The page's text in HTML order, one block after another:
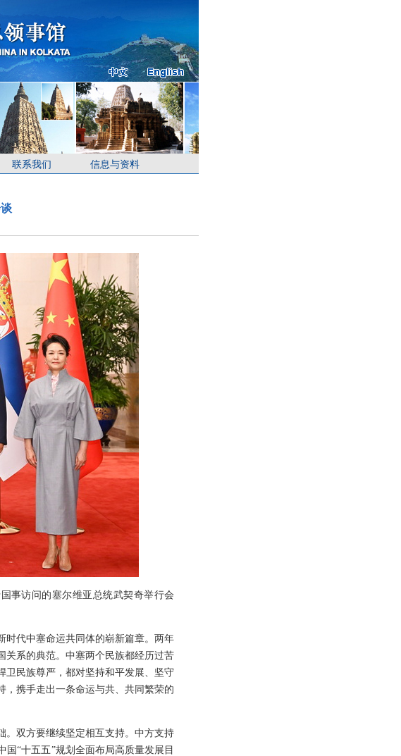
联系我们 信息与资料
事访问的塞尔维亚总统武契奇举行会
时代中塞命运共同体的崭新篇章。两年
关系的典范。中塞两个民族都经历过苦
卫民族尊严，都对坚持和平发展、坚守
，携手走出一条命运与共、共同繁荣的
。双方要继续坚定相互支持。中方支持
“十五五”规划全面布局高质量发展目